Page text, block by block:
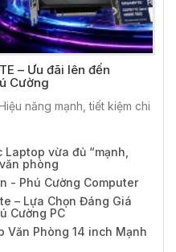
– Ưu đãi lên đến
Cường
năng mạnh, tiết kiệm chi
vừa đủ “mạnh,
phòng
- Phú Cường Computer
– Lựa Chọn Đáng Giá
Cường PC
Văn Phòng 14 inch Mạnh